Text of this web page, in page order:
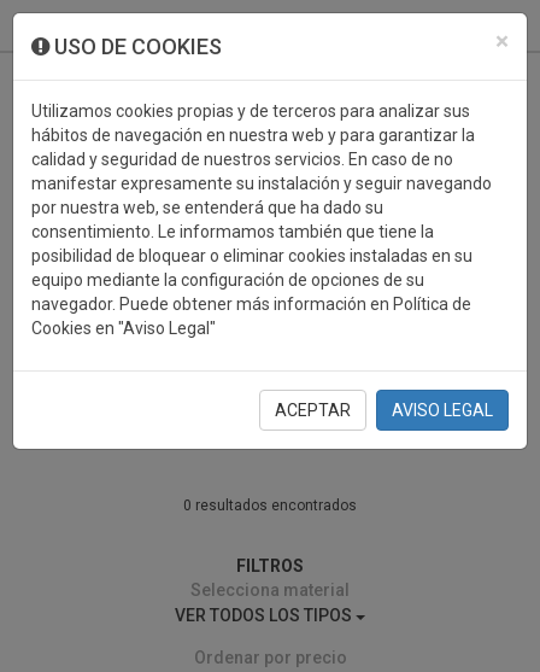
×
USO DE COOKIES
Utilizamos cookies propias y de terceros para analizar sus
hábitos de navegación en nuestra web y para garantizar la
calidad y seguridad de nuestros servicios. En caso de no
manifestar expresamente su instalación y seguir navegando
por nuestra web, se entenderá que ha dado su
consentimiento. Le informamos también que tiene la
posibilidad de bloquear o eliminar cookies instaladas en su
equipo mediante la configuración de opciones de su
navegador. Puede obtener más información en Política de
Cookies en "Aviso Legal"
ACEPTAR AVISO LEGAL
PERSONALIZABLES PELOTA
VASCA
PERSONALIZABLES
0 resultados encontrados
FILTROS
Selecciona material
VER TODOS LOS TIPOS
Ordenar por precio